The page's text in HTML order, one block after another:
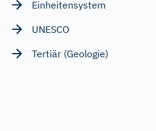
Einheitensystem
UNESCO
Tertiär (Geologie)